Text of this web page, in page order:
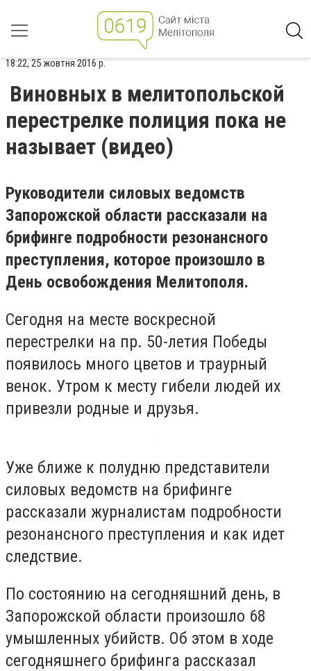
18:22, 25 жовтня 2016 р.
Виновных в мелитопольской
перестрелке полиция пока не
называет (видео)
Руководители силовых ведомств
Запорожской области рассказали на
брифинге подробности резонансного
преступления, которое произошло в
День освобождения Мелитополя.
Сегодня на месте воскресной
перестрелки на пр. 50-летия Победы
появилось много цветов и траурный
венок. Утром к месту гибели людей их
привезли родные и друзья.
Уже ближе к полудню представители
силовых ведомств на брифинге
рассказали журналистам подробности
резонансного преступления и как идет
следствие.
По состоянию на сегодняшний день, в
Запорожской области произошло 68
умышленных убийств. Об этом в ходе
сегодняшнего брифинга рассказал